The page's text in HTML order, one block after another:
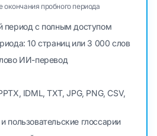
пробного периода
период с полным доступом
10 страниц или 3 000 слов
ИИ-перевод
IDML, TXT, JPG, PNG, CSV,
пользовательские глоссарии